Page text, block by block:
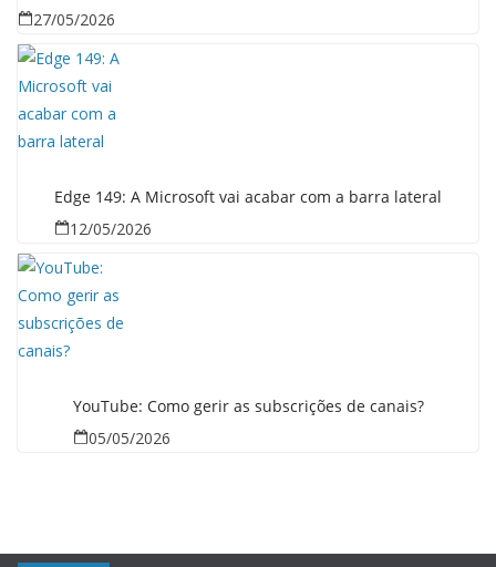
27/05/2026
Edge 149: A Microsoft vai acabar com a barra lateral
12/05/2026
YouTube: Como gerir as subscrições de canais?
05/05/2026